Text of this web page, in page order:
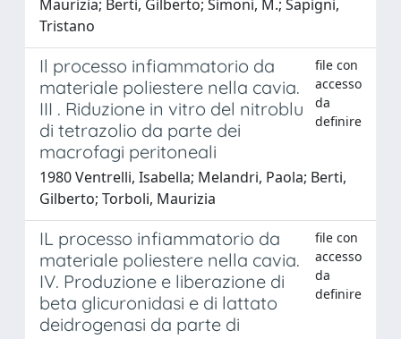
Maurizia; Berti, Gilberto; Simoni, M.; Sapigni,
Tristano
Il processo infiammatorio da
materiale poliestere nella cavia.
III . Riduzione in vitro del nitroblu
di tetrazolio da parte dei
macrofagi peritoneali
file con
accesso
da
definire
1980 Ventrelli, Isabella; Melandri, Paola; Berti,
Gilberto; Torboli, Maurizia
IL processo infiammatorio da
materiale poliestere nella cavia.
IV. Produzione e liberazione di
beta glicuronidasi e di lattato
deidrogenasi da parte di
file con
accesso
da
definire